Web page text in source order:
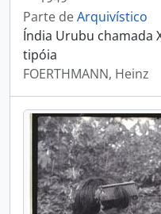
Parte deArquivístico
Índia Urubu chamada
tipóia
FOERTHMANN, Heinz